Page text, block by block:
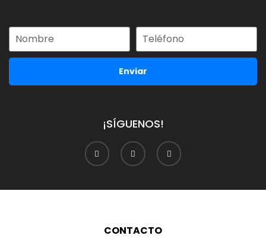
Enviar
¡SÍGUENOS!
CONTACTO